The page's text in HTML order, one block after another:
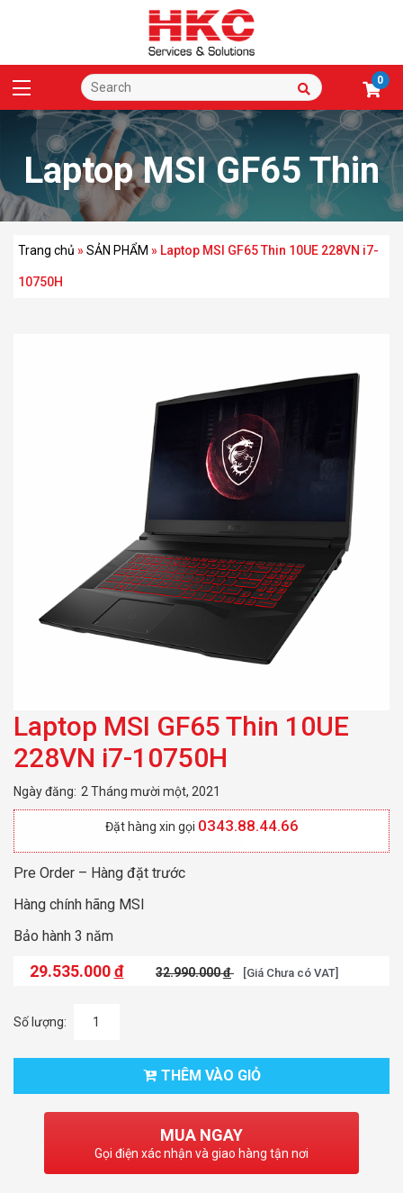
0
Laptop MSI GF65 Thin
10UE 228VN i7-
Trang chủ »SẢN PHẨM » Laptop MSI GF65 Thin 10UE 228VN i7-
10750H
Laptop MSI GF65 Thin 10UE
228VN i7-10750H
Ngày đăng: 2 Tháng mười một, 2021
Đặt hàng xin gọi 0343.88.44.66
Pre Order – Hàng đặt trước
Hàng chính hãng MSI
Bảo hành 3 năm
29.535.000đ 32.990.000đ [Giá Chưa có VAT]
Số lượng:
THÊM VÀO GIỎ
MUA NGAY
Gọi điện xác nhận và giao hàng tận nơi